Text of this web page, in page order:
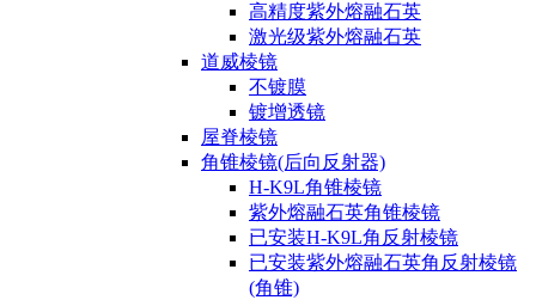
高精度紫外熔融石英
激光级紫外熔融石英
道威棱镜
不镀膜
镀增透镜
屋脊棱镜
角锥棱镜(后向反射器)
H-K9L角锥棱镜
紫外熔融石英角锥棱镜
已安装H-K9L角反射棱镜
已安装紫外熔融石英角反射棱镜
(角锥)